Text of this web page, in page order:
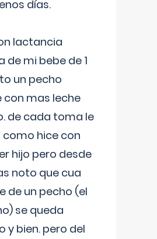
días.
lactancia
de mi bebe de 1
un pecho
con mas leche
de cada toma le
como hice con
hijo pero desde
noto que cua
de un pecho (el
se queda
y bien. pero del